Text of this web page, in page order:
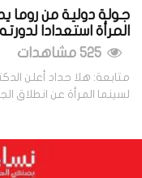
جولة دولية من روما
المرأة استعدادا لدورته
متابعة: هلا حداد أعلن
لسينما المرأة عن انطلاق